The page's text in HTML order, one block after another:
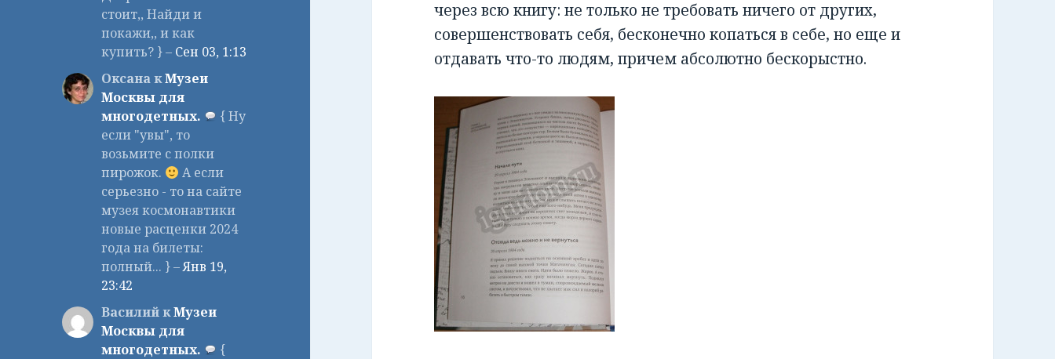
стоит,, Найди и
покажи,, и как
купить? } – Сен 03, 1:13
Оксана кМузеи
Москвы для
многодетных.
{ Ну
если "увы", то
возьмите с полки
пирожок.
А если
серьезно - то на сайте
музея космонавтики
новые расценки 2024
года на билеты:
полный... } –Янв 19,
23:42
Василий кМузеи
Москвы для
многодетных.
{
через всю книгу: не только не требовать ничего от других,
совершенствовать себя, бесконечно копаться в себе, но еще и
отдавать что-то людям, причем абсолютно бескорыстно.